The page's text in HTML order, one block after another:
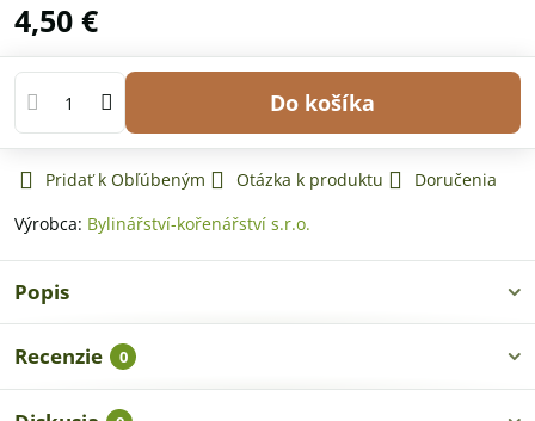
4,50 €
Do košíka
Pridať k Obľúbeným Otázka k produktu
Doručenia
Výrobca: Bylinářství-kořenářství s.r.o.
Popis
Recenzie 0